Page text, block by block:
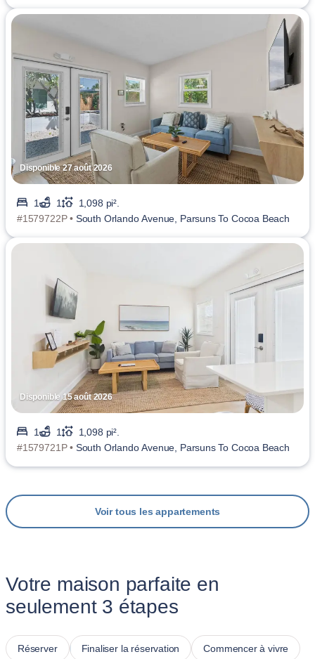
Disponible 27 août 2026
1 1
1,098 pi².
#1579722P • South Orlando Avenue, Parsuns To Cocoa Beach
Disponible 15 août 2026
1 1
1,098 pi².
#1579721P • South Orlando Avenue, Parsuns To Cocoa Beach
Voir tous les appartements
Votre maison parfaite en
seulement 3 étapes
Réserver Finaliser la réservation Commencer à vivre